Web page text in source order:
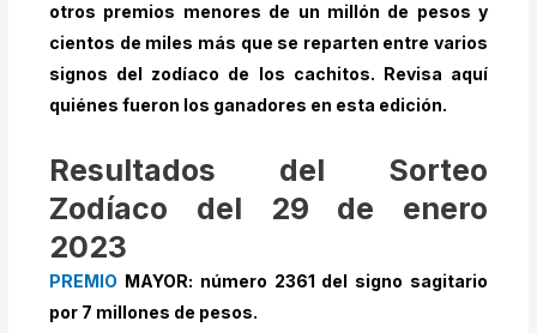
otros premios menores de un millón de pesos y
cientos de miles más que se reparten entre varios
signos del zodíaco de los cachitos. Revisa aquí
quiénes fueron los ganadores en esta edición.
Resultados del Sorteo
Zodíaco del 29 de enero
2023
PREMIO MAYOR: número 2361 del signo sagitario
por 7 millones de pesos.